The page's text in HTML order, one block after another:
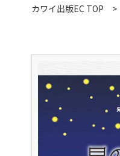
カワイ出版EC TOP